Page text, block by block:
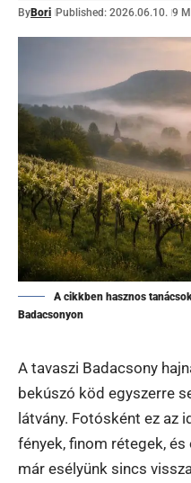
ByBori Published: 2026.06.10. 9
A cikkben hasznos
Badacsonyon
A tavaszi Badacsony
bekúszó köd egyszerre
látvány. Fotósként ez az
fények, finom rétegek,
már esélyünk sincs